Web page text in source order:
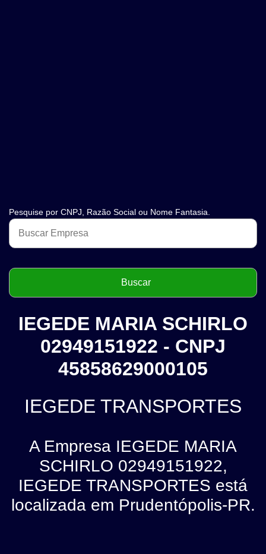
Pesquise por CNPJ, Razão Social ou Nome Fantasia.
IEGEDE MARIA SCHIRLO
02949151922 - CNPJ
45858629000105
IEGEDE TRANSPORTES
A Empresa IEGEDE MARIA
SCHIRLO 02949151922,
IEGEDE TRANSPORTES está
localizada em Prudentópolis-PR.